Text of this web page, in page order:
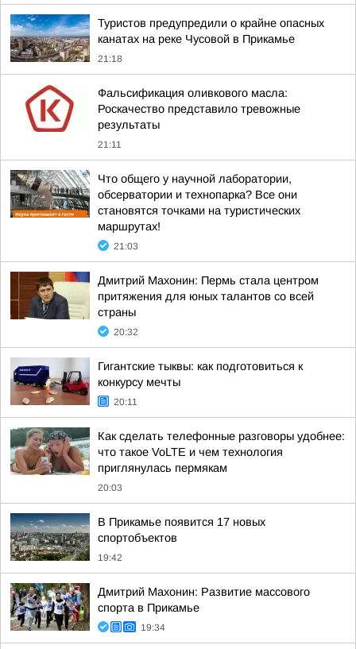
Туристов предупредили о крайне опасных
канатах на реке Чусовой в Прикамье
21:18
Фальсификация оливкового масла:
Роскачество представило тревожные
результаты
21:11
Что общего у научной лаборатории,
обсерватории и технопарка? Все они
становятся точками на туристических
маршрутах!
21:03
Дмитрий Махонин: Пермь стала центром
притяжения для юных талантов со всей
страны
20:32
Гигантские тыквы: как подготовиться к
конкурсу мечты
20:11
Как сделать телефонные разговоры удобнее:
что такое VoLTE и чем технология
приглянулась пермякам
20:03
В Прикамье появится 17 новых
спортобъектов
19:42
Дмитрий Махонин: Развитие массового
спорта в Прикамье
19:34